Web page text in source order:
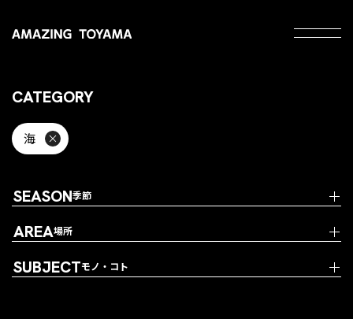
CATEGORY
海
SEASON季節
AREA場所
SUBJECTモノ・コト